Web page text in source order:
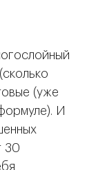
(уже
И
30